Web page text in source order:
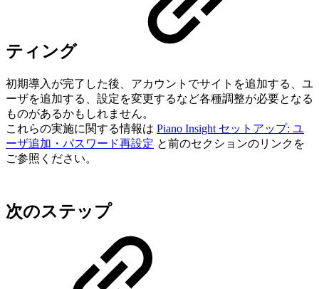
ティング
初期導入が完了した後、アカウントでサイトを追加する、ユ
ーザを追加する、設定を変更するなど各種調整が必要となる
ものがあるかもしれません。
これらの実施に関する情報は Piano Insight セットアップ: ユ
ーザ追加・パスワード再設定 と前のセクションのリンクを
ご参照ください。
次のステップ